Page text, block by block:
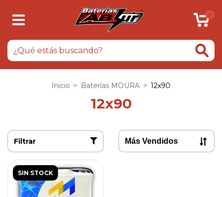
0
Inicio > Baterías MOURA > 12x90
12x90
Filtrar
SIN STOCK